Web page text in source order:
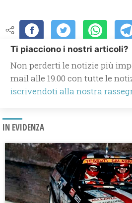
Ti piacciono i nostri articoli?
Non perderti le notizie più
mail alle 19.00 con tutte le
iscrivendoti alla nostra
IN EVIDENZA